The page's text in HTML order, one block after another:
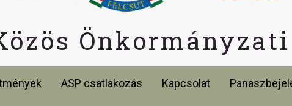
ASP csatlakozás Kapcsolat